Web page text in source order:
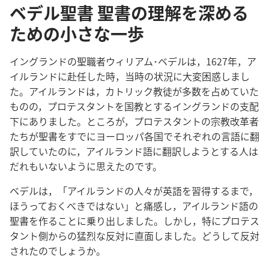
ベデル聖書 聖書の理解を深める
ための小さな一歩
イングランド​の​聖職​者​ウィリアム​･​ベデル​は，1627​年，ア
イルランド​に​赴任​し​た​時，当時​の​状況​に​大変​困惑​し​まし​
た。アイルランド​は，カトリック​教徒​が​多数​を​占め​て​い​た​
もの​の，プロテスタント​を​国教​と​する​イングランド​の​支配​
下​に​あり​まし​た。ところが，プロテスタント​の​宗教​改革​者​
たち​が​聖書​を​すでに​ヨーロッパ​各国​で​それぞれ​の​言語​に​翻
訳​し​て​い​た​の​に，アイルランド​語​に​翻訳​し​よう​と​する​人​は​
だれ​も​い​ない​よう​に​思え​た​の​です。
ベデル​は，「アイルランド​の​人々​が​英語​を​習得​する​まで，
ほうっ​て​おく​べき​で​は​ない」と​痛感​し，アイルランド​語​の​
聖書​を​作る​こと​に​乗り出し​まし​た。しかし，特に​プロテス
タント​側​から​の​猛烈​な​反対​に​直面​し​まし​た。どうして​反対​
さ​れ​た​の​でしょ​う​か。